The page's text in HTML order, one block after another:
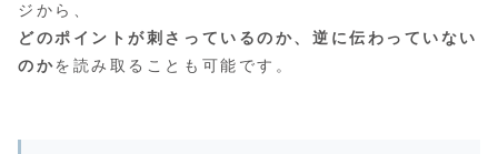
ジから、
どのポイントが刺さっているのか、逆に伝わっていない
のかを読み取ることも可能です。